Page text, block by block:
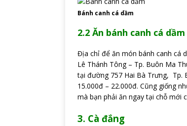
Bánh canh cá dầm
2.2 Ăn bánh canh cá
Địa chỉ để ăn món bánh canh cá
Lê Thánh Tông – Tp. Buôn Ma
tại đường 757 Hai Bà Trưng, Tp.
15.000đ – 22.000đ. Cũng giống
mà bạn phải ăn ngay tại chỗ mới
3. Cà đắng